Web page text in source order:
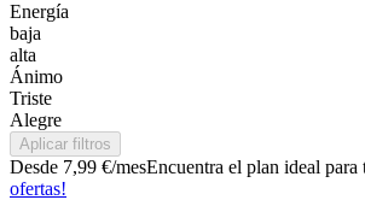
Energía
baja
alta
Ánimo
Triste
Alegre
Aplicar filtros
Desde 7,99 €/mesEncuentra el plan ideal para
ofertas!